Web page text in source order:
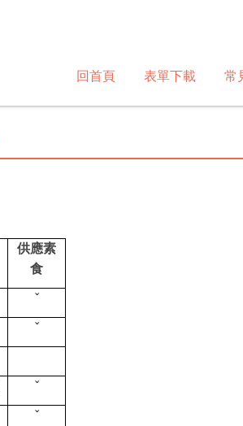
回首頁 表單下載 常
供應素
食
ˇ
ˇ
ˇ
ˇ